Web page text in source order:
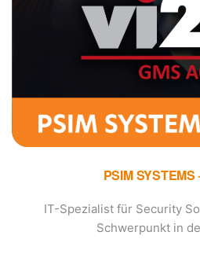
PSIM SYSTEMS
IT-Spezialist für Security
Schwerpunkt in